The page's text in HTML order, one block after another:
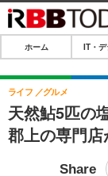
ホーム
IT・デジタル
IT・デジタ
SPEED TEST
ホーム IT・
天然鮎5匹の
郡上の専門
ライフ グルメ